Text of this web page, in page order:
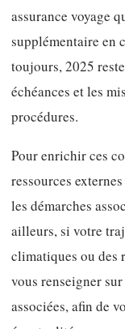
assurance voyage
supplémentaire en
toujours, 2025
échéances et les
procédures.
Pour enrichir ces
ressources
les démarches
ailleurs, si votre
climatiques ou des
vous renseigner
associées, afin de